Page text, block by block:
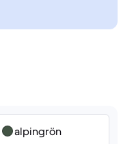
alpingrön